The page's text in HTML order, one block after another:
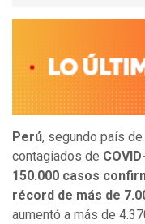
Perú, segundo país
contagiados de
150.000 casos
récord de más de
aumentó a más de